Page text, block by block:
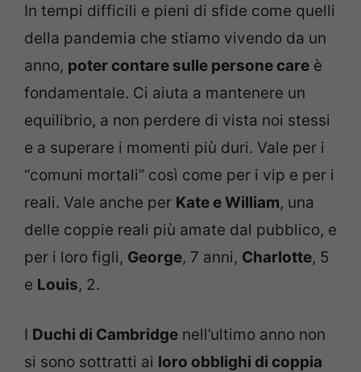
In tempi difficili e pieni di sfide come quelli
della pandemia che stiamo vivendo da un
anno, poter contare sulle persone care è
fondamentale. Ci aiuta a mantenere un
equilibrio, a non perdere di vista noi stessi
e a superare i momenti più duri. Vale per i
“comuni mortali” così come per i vip e per i
reali. Vale anche per Kate e William, una
delle coppie reali più amate dal pubblico, e
per i loro figli, George, 7 anni, Charlotte, 5
e Louis, 2.
I Duchi di Cambridge nell’ultimo anno non
si sono sottratti ai loro obblighi di coppia